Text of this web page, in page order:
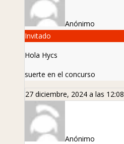
Anónimo
Invitado
Hola Hycs
suerte en el concurso
27 diciembre, 2024 a las 12:08
Anónimo